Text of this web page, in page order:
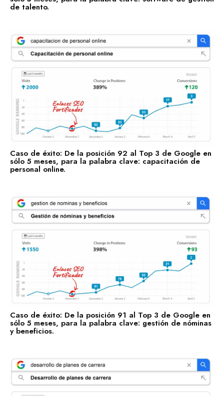
Bienes Raíces
Consultoría de Gestión
Manufactura y Producción
Telecomunicaciones
Ingeniería
Comunicación y Entretenimiento
Alimentos y Bebidas
Salud y Bienestar
Enlaces Fortificados es un servicio Premium de Agencia
SEO IDEALATAM.
Reserva tu Consultoría Gratuita
Contacto
de talento.
Caso de éxito: De la posición 92 al Top 3 de Google en
sólo 5 meses, para la palabra clave: capacitación de
personal online.
Caso de éxito: De la posición 91 al Top 3 de Google en
sólo 5 meses, para la palabra clave: gestión de nóminas
y beneficios.